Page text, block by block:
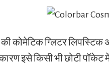
कोमेटिक ग्लिटर लिपस्टिक
इसे किसी भी छोटी पॉकेट